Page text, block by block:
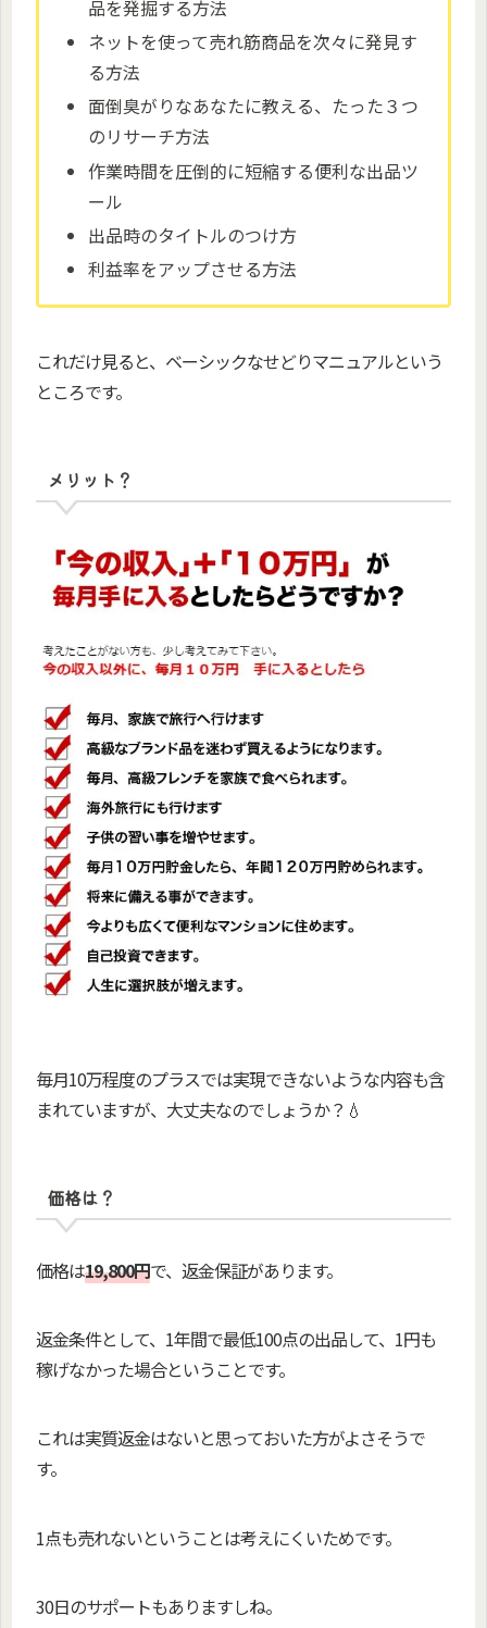
品を発掘する方法
ネットを使って売れ筋商品を次々に発見す
る方法
面倒臭がりなあなたに教える、たった３つ
のリサーチ方法
作業時間を圧倒的に短縮する便利な出品ツ
ール
出品時のタイトルのつけ方
利益率をアップさせる方法
これだけ見ると、ベーシックなせどりマニュアルという
ところです。
メリット？
毎月10万程度のプラスでは実現できないような内容も含
まれていますが、大丈夫なのでしょうか？💧
価格は？
価格は19,800円で、返金保証があります。
返金条件として、1年間で最低100点の出品して、1円も
稼げなかった場合ということです。
これは実質返金はないと思っておいた方がよさそうで
す。
1点も売れないということは考えにくいためです。
30日のサポートもありますしね。